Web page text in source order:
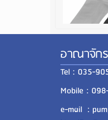
อาณาจัก
Tel : 035-
Mobile :
e-mail :